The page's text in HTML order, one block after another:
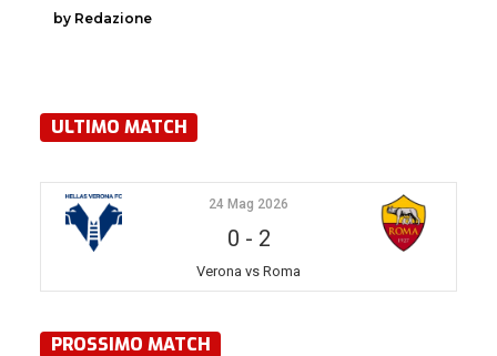
by Redazione
ULTIMO MATCH
24 Mag 2026
0 - 2
Verona vs Roma
PROSSIMO MATCH